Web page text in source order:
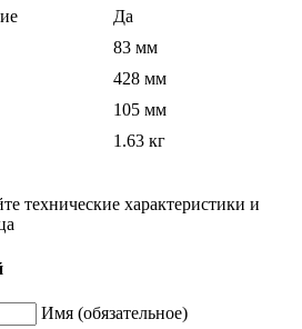
Да
83 мм
428 мм
105 мм
1.63 кг
технические характеристики и
Имя (обязательное)